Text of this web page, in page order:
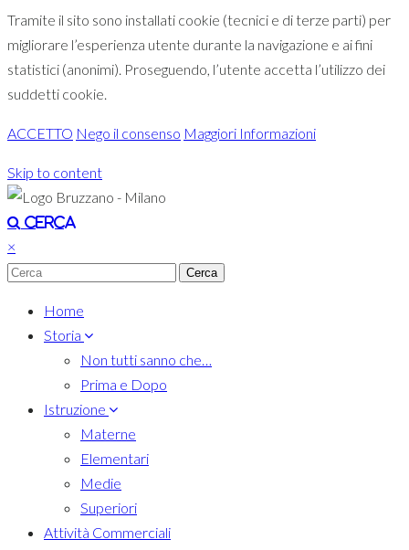
Tramite il sito sono installati cookie (tecnici e di terze parti) per
migliorare l’esperienza utente durante la navigazione e ai fini
statistici (anonimi). Proseguendo, l’utente accetta l’utilizzo dei
suddetti cookie.
ACCETTO Nego il consenso Maggiori Informazioni
Skip to content
Toggle navigation
Cerca
×
Home
Storia
Non tutti sanno che…
Prima e Dopo
Istruzione
Materne
Elementari
Medie
Superiori
Attività Commerciali